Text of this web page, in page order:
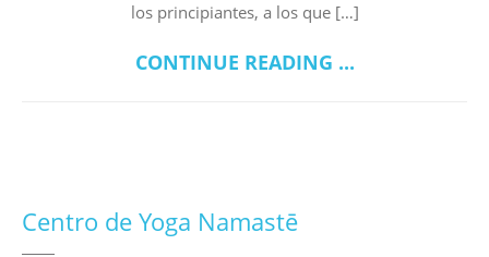
los principiantes, a los que […]
CONTINUE READING ...
Centro de Yoga Namastē